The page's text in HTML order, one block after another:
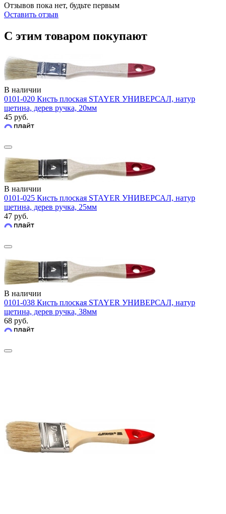
Отзывов пока нет, будьте первым
Оставить отзыв
С этим товаром покупают
В наличии
0101-020 Кисть плоская STAYER УНИВЕРСАЛ, натур
щетина, дерев ручка, 20мм
45 руб.
В наличии
0101-025 Кисть плоская STAYER УНИВЕРСАЛ, натур
щетина, дерев ручка, 25мм
47 руб.
В наличии
0101-038 Кисть плоская STAYER УНИВЕРСАЛ, натур
щетина, дерев ручка, 38мм
68 руб.